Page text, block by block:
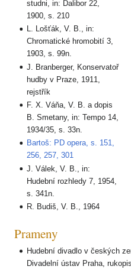
studni, in: Dalibor 22,
1900, s. 210
L. Lošťák, V. B., in:
Chromatické hromobití 3,
1903, s. 99n.
J. Branberger, Konservatoř
hudby v Praze, 1911,
rejstřík
F. X. Váňa, V. B. a dopis
B. Smetany, in: Tempo 14,
1934/35, s. 33n.
Bartoš: PD opera, s. 151,
256, 257, 301
J. Válek, V. B., in:
Hudební rozhledy 7, 1954,
s. 341n.
R. Budiš, V. B., 1964
Prameny
Hudební divadlo v českých
Divadelní ústav Praha,